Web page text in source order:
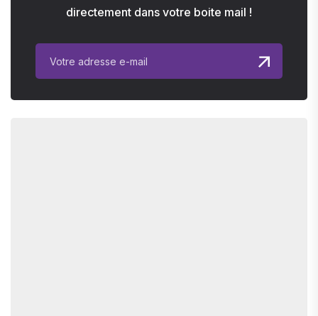
directement dans votre boite mail !